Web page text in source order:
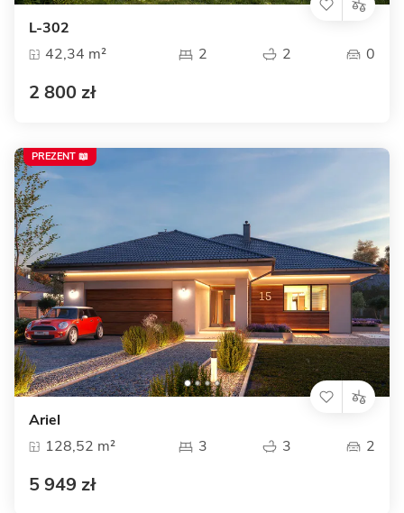
L-302
42,34 m²
2 2 0
2 800 zł
Ariel
128,52 m²
3 3 2
5 949 zł
PREZENT 📖